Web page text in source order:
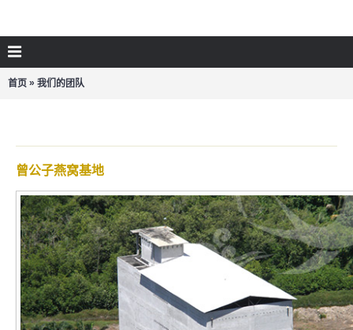
首页 » 我们的团队
曾公子燕窝基地